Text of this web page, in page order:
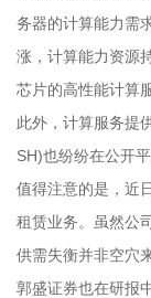
务器的计算能力需
涨，计算能力资源
芯片的高性能计算
此外，计算服务提
SH)也纷纷在公开
值得注意的是，近
租赁业务。虽然公
供需失衡并非空穴
郭盛证券也在研报